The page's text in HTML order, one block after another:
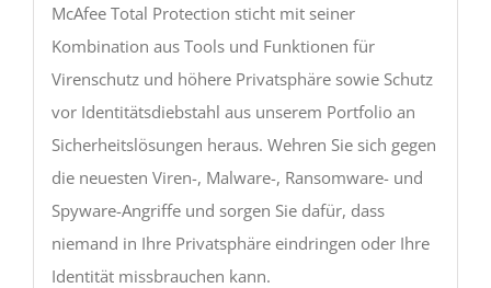
McAfee Total Protection sticht mit seiner
Kombination aus Tools und Funktionen für
Virenschutz und höhere Privatsphäre sowie Schutz
vor Identitätsdiebstahl aus unserem Portfolio an
Sicherheitslösungen heraus. Wehren Sie sich gegen
die neuesten Viren-, Malware-, Ransomware- und
Spyware-Angriffe und sorgen Sie dafür, dass
niemand in Ihre Privatsphäre eindringen oder Ihre
Identität missbrauchen kann.